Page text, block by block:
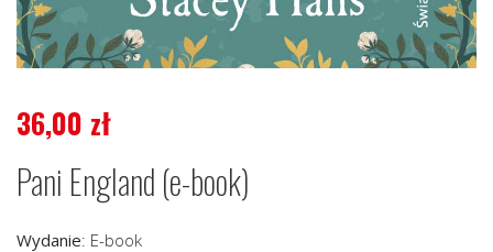
36,00 zł
Pani England (e-book)
Wydanie: E-book